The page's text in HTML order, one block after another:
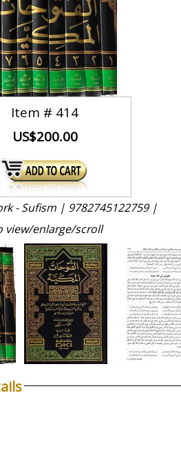
Item # 414
US$200.00
- Sufism | 9782745122759 |
view/enlarge/scroll